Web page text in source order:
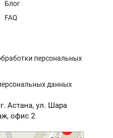
Блог
FAQ
персональных
данных
Астана, ул. Шара
офис 2